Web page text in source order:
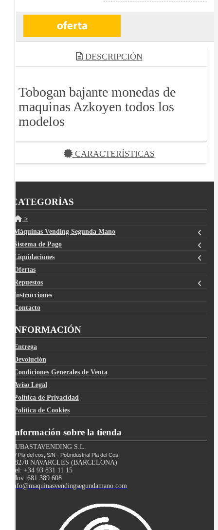
DESCRIPCIÓN
Tobogan bajante monedas de
maquinas Azkoyen todos los
modelos
CARACTERÍSTICAS
CATEGORÍAS
>
Máquinas Vending Segunda Mano
Sistema de Pago
Liquidaciones
Ofertas
Repuestos
Instrucciones
Contacto
INFORMACIÓN
Entrega
Devolución
Condiciones Generales de Venta
Avíso Legal
Política de Privacidad
Política de Cookies
Información sobre la tienda
SUBASTAVENDING S.L.
C/ Pla del cos, S/N - Pol.industrial Pla del Cos
08270 NAVARCLES (BARCELONA)
Tel: +34 93 831 11 15
Mov. 681 389 608
info@maquinasvendingsegundamano.com